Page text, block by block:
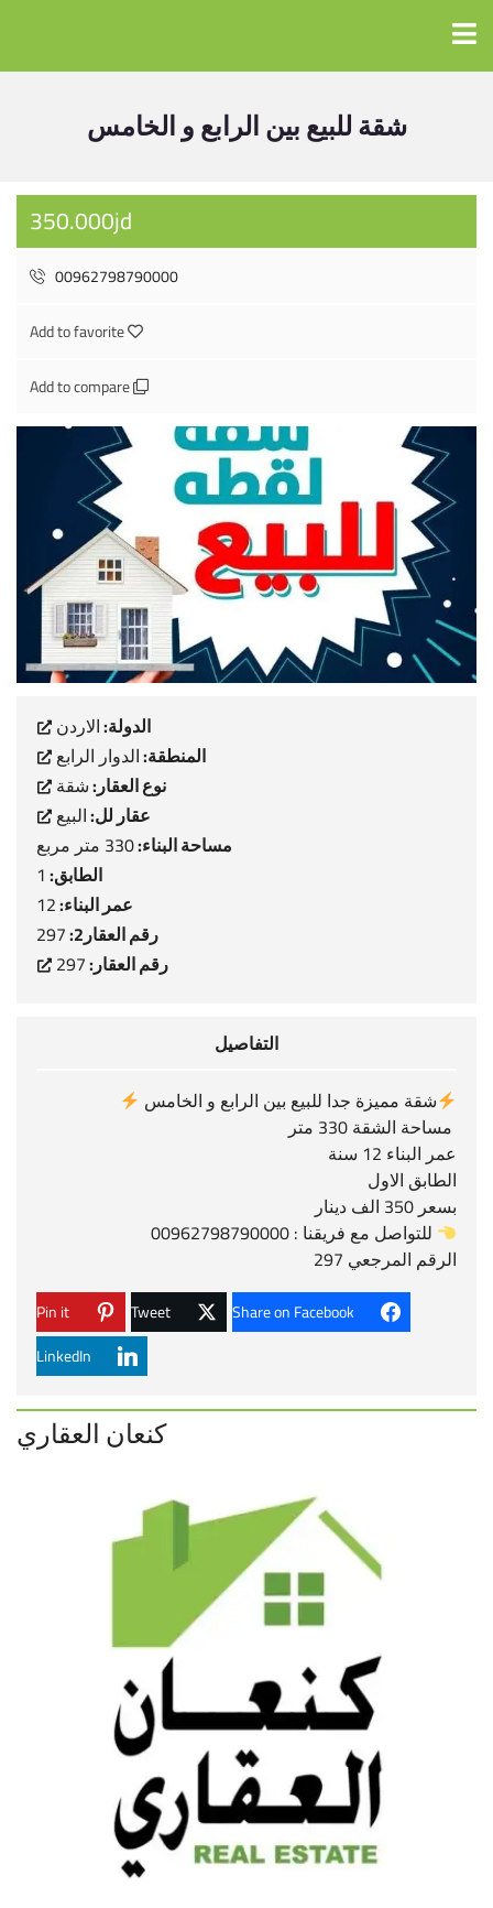
شقة للبيع بين الرابع و الخامس
350.000jd
00962798790000
Add to favorite
Add to compare
الدولة:الاردن
المنطقة:الدوار الرابع
نوع العقار:شقة
عقار لل:البيع
مساحة البناء:330 متر مربع
الطابق:1
عمر البناء:12
رقم العقار2: 297
رقم العقار:297
التفاصيل
شقة مميزة جدا للبيع بين الرابع و الخامس
مساحة الشقة 330 متر
عمر البناء 12 سنة
الطابق الاول
بسعر 350 الف دينار
للتواصل مع فريقنا : 00962798790000
الرقم المرجعي 297
Share on Facebook
Tweet
Pin it
LinkedIn
كنعان العقاري